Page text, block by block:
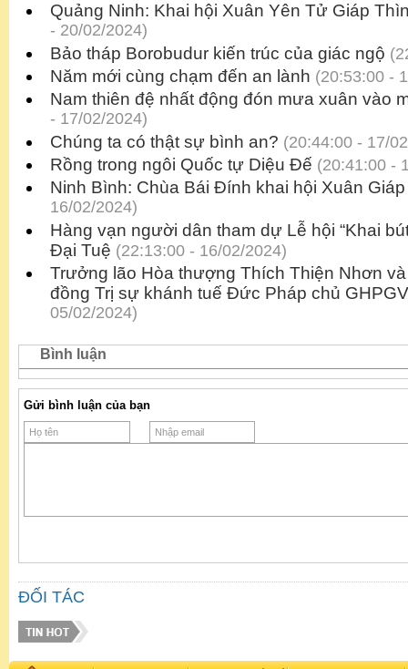
Quảng Ninh: Khai hội Xuân Yên Tử Giáp
- 20/02/2024)
Bảo tháp Borobudur kiến trúc của giác ngộ
Năm mới cùng chạm đến an lành (20:53:00 -
Nam thiên đệ nhất động đón mưa xuân vào
- 17/02/2024)
Chúng ta có thật sự bình an? (20:44:00 - 17/
Rồng trong ngôi Quốc tự Diệu Đế (20:41:00 -
Ninh Bình: Chùa Bái Đính khai hội Xuân
16/02/2024)
Hàng vạn người dân tham dự Lễ hội “Khai
Đại Tuệ (22:13:00 - 16/02/2024)
Trưởng lão Hòa thượng Thích Thiện Nhơn
đồng Trị sự khánh tuế Đức Pháp chủ
05/02/2024)
Bình luận
Gửi bình luận của bạn
ĐỐI TÁC